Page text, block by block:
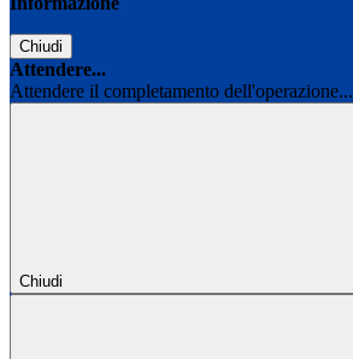
Chiudi
Attendere...
Attendere il completamento dell'operazione...
Chiudi